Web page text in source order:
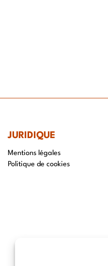
JURIDIQUE
Mentions légales
Politique de cookies